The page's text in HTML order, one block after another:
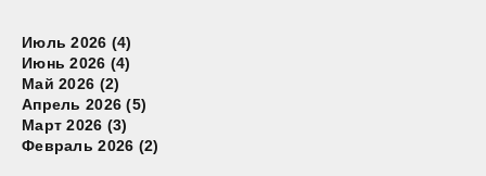
Июль 2026 (4)
Июнь 2026 (4)
Май 2026 (2)
Апрель 2026 (5)
Март 2026 (3)
Февраль 2026 (2)